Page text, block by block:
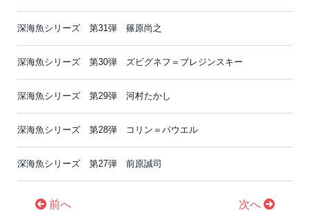
深海魚シリーズ 第31弾 篠原尚之
深海魚シリーズ 第30弾 ズビグネフ＝ブレジンスキー
深海魚シリーズ 第29弾 河村たかし
深海魚シリーズ 第28弾 コリン＝パウエル
深海魚シリーズ 第27弾 前原誠司
前へ 次へ